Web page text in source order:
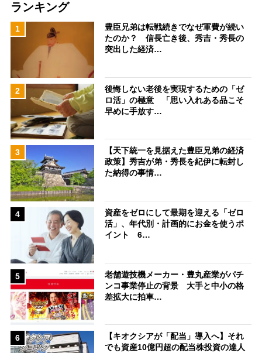
ランキング
1
豊臣兄弟は転戦続きでなぜ軍費が続い
たのか？ 信長亡き後、秀吉・秀長の
突出した経済…
2
後悔しない老後を実現するための「ゼ
ロ活」の極意 「思い入れある品こそ
早めに手放す…
3
【天下統一を見据えた豊臣兄弟の経済
政策】秀吉が弟・秀長を紀伊に転封し
た納得の事情…
4
資産をゼロにして最期を迎える「ゼロ
活」、年代別・計画的にお金を使うポ
イント 6…
5
老舗遊技機メーカー・豊丸産業がパチ
ンコ事業停止の背景 大手と中小の格
差拡大に拍車…
6
【キオクシアが「配当」導入へ】それ
でも資産10億円超の配当株投資の達人